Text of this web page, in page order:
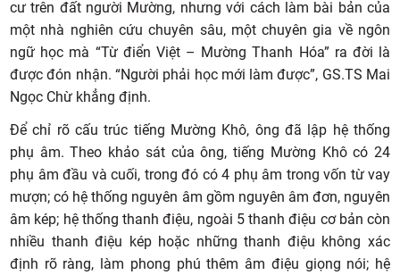
cư trên đất người Mường, nhưng với cách làm bài bản của
một nhà nghiên cứu chuyên sâu, một chuyên gia về ngôn
ngữ học mà “Từ điển Việt – Mường Thanh Hóa” ra đời là
được đón nhận. “Người phải học mới làm được”, GS.TS Mai
Ngọc Chừ khẳng định.
Để chỉ rõ cấu trúc tiếng Mường Khô, ông đã lập hệ thống
phụ âm. Theo khảo sát của ông, tiếng Mường Khô có 24
phụ âm đầu và cuối, trong đó có 4 phụ âm trong vốn từ vay
mượn; có hệ thống nguyên âm gồm nguyên âm đơn, nguyên
âm kép; hệ thống thanh điệu, ngoài 5 thanh điệu cơ bản còn
nhiều thanh điệu kép hoặc những thanh điệu không xác
định rõ ràng, làm phong phú thêm âm điệu giọng nói; hệ